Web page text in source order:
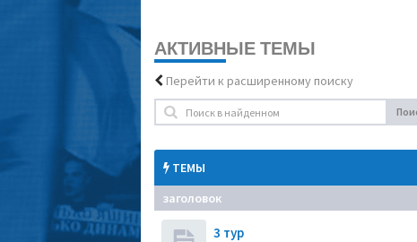
АКТИВНЫЕ ТЕМЫ
Перейти к расширенному поиску
ТЕМЫ
заголовок
3 тур